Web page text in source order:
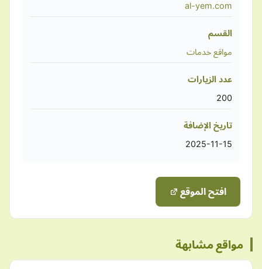
al-yem.com
القسم
مواقع خدمات
عدد الزيارات
200
تاريخ الإضافة
2025-11-15
افتح الموقع
مواقع مشابهة